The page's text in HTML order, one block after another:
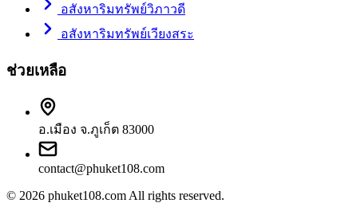
อสังหาริมทรัพย์วิภาวดี
อสังหาริมทรัพย์เวียงสระ
ช่วยเหลือ
อ.เมือง จ.ภูเก็ต 83000
contact@phuket108.com
© 2026 phuket108.com All rights reserved.